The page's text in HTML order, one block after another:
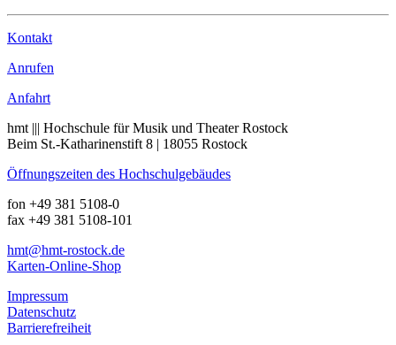
Kontakt
Anrufen
Anfahrt
hmt ||| Hochschule für Musik und Theater Rostock
Beim St.-Katharinenstift 8 | 18055 Rostock
Öffnungszeiten des Hochschulgebäudes
fon +49 381 5108-0
fax +49 381 5108-101
hmt@hmt-rostock.de
Karten-Online-Shop
Impressum
Datenschutz
Barrierefreiheit